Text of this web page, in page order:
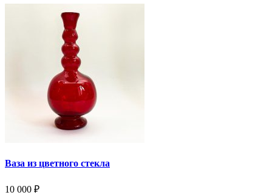
Ваза из цветного стекла
10 000 ₽